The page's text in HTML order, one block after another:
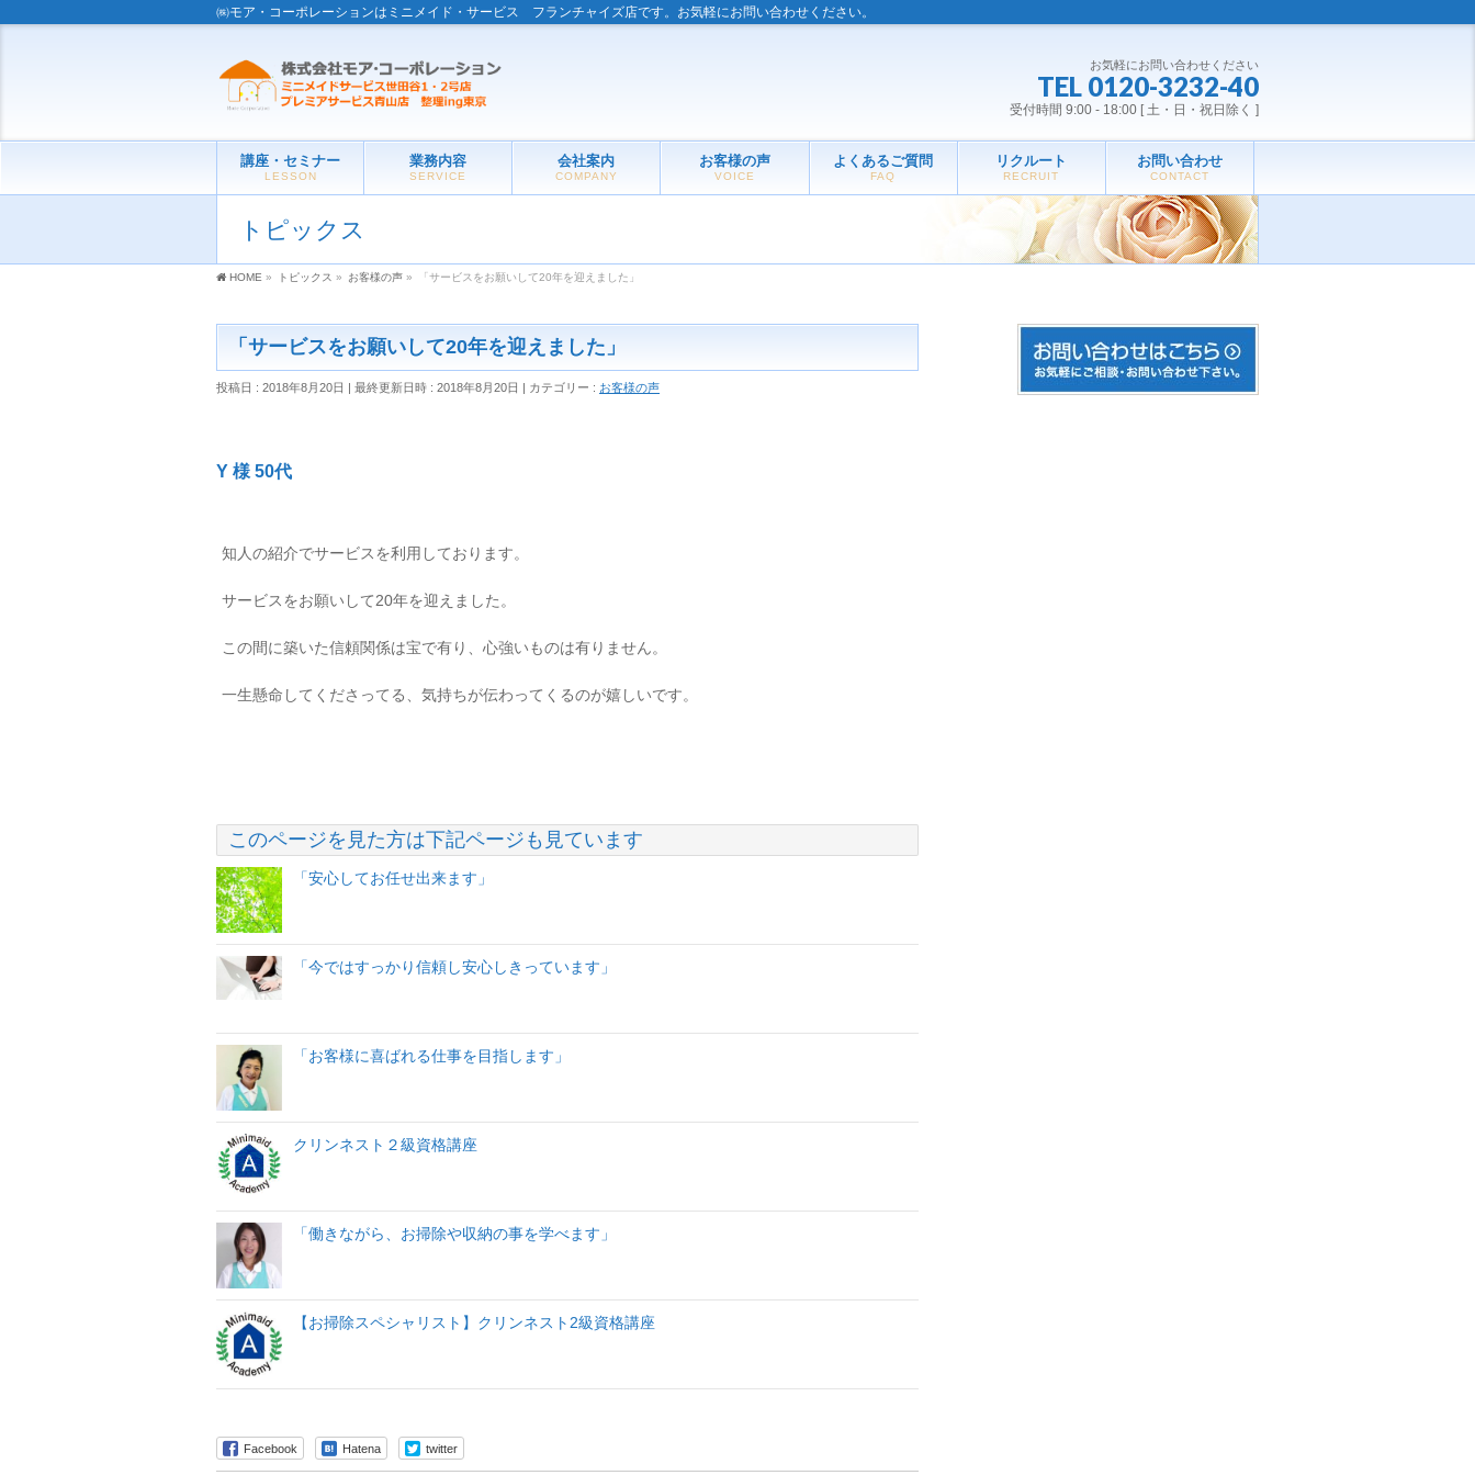
㈱モア・コーポレーションはミニメイド・サービス フランチャイズ店です。お気軽にお問い合わせください。
お気軽にお問い合わせください
TEL 0120-3232-40
受付時間 9:00 - 18:00 [ 土・日・祝日除く ]
講座・セミナー
LESSON
業務内容
SERVICE
会社案内
COMPANY
お客様の声
VOICE
よくあるご質問
FAQ
リクルート
RECRUIT
お問い合わせ
CONTACT
トピックス
HOME » トピックス » お客様の声 » 「サービスをお願いして20年を迎えました」
「サービスをお願いして20年を迎えました」
投稿日 : 2018年8月20日 最終更新日時 : 2018年8月20日 カテゴリー : お客様の声
Y 様 50代
知人の紹介でサービスを利用しております。
サービスをお願いして20年を迎えました。
この間に築いた信頼関係は宝で有り、心強いものは有りません。
一生懸命してくださってる、気持ちが伝わってくるのが嬉しいです。
このページを見た方は下記ページも見ています
「安心してお任せ出来ます」
「今ではすっかり信頼し安心しきっています」
「お客様に喜ばれる仕事を目指します」
クリンネスト２級資格講座
「働きながら、お掃除や収納の事を学べます」
【お掃除スペシャリスト】クリンネスト2級資格講座
Facebook Hatena twitter